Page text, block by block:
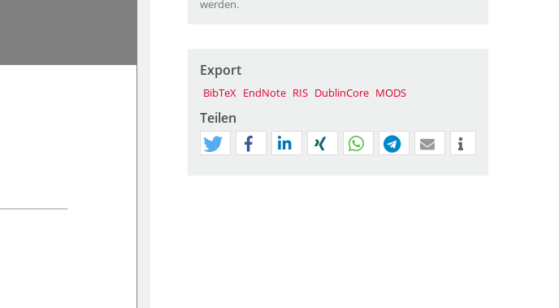
werden.
Export
BibTeX EndNote RIS DublinCore MODS
Teilen